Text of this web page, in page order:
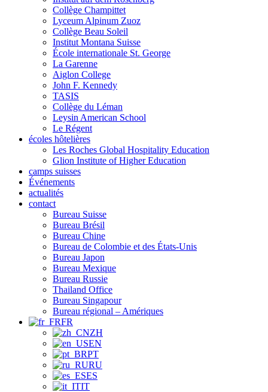
Collège Champittet
Lyceum Alpinum Zuoz
Collège Beau Soleil
Institut Montana Suisse
École internationale St. George
La Garenne
Aiglon College
John F. Kennedy
TASIS
Collège du Léman
Leysin American School
Le Régent
écoles hôtelières
Les Roches Global Hospitality Education
Glion Institute of Higher Education
camps suisses
Événements
actualités
contact
Bureau Suisse
Bureau Brésil
Bureau Chine
Bureau de Colombie et des États-Unis
Bureau Japon
Bureau Mexique
Bureau Russie
Thailand Office
Bureau Singapour
Bureau régional – Amériques
FR
ZH
EN
PT
RU
ES
IT